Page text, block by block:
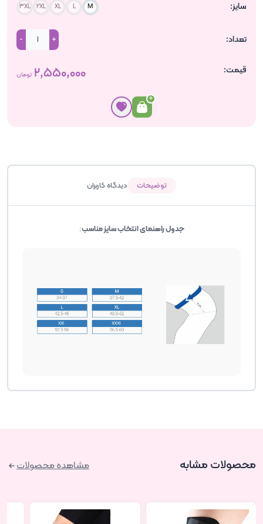
سایز: M
L
XL
2XL
3XL
تعداد: +
-
قیمت: ۲٬۵۵۰٬۰۰۰ تومان
توضیحات دیدگاه کاربران
جدول راهنمای انتخاب سایز مناسب:
محصولات مشابه مشاهده محصولات